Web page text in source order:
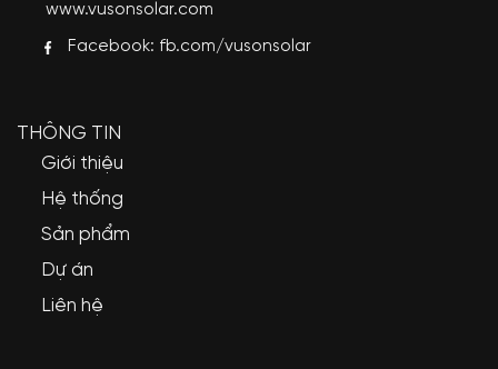
www.vusonsolar.com
Facebook: fb.com/vusonsolar
THÔNG TIN
Giới thiệu
Hệ thống
Sản phẩm
Dự án
Liên hệ